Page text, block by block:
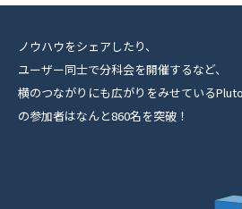
ノウハウをシェアしたり、
ユーザー同士で分科会を開催するなど、
横のつながりにも広がりをみせているPluto
の参加者はなんと860名を突破！